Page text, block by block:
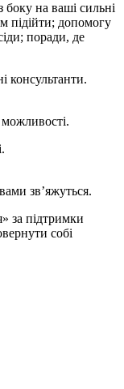
боку на ваші сильні
підійти; допомогу
поради, де
консультанти.
зв’яжуться.
за підтримки
собі